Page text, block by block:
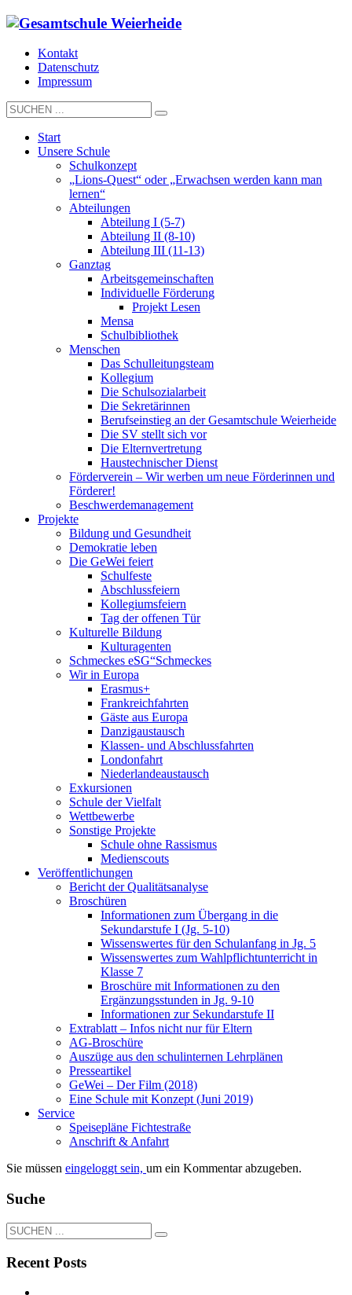
Kontakt
Datenschutz
Impressum
Start
Unsere Schule
Schulkonzept
„Lions-Quest“ oder „Erwachsen werden kann man
lernen“
Abteilungen
Abteilung I (5-7)
Abteilung II (8-10)
Abteilung III (11-13)
Ganztag
Arbeitsgemeinschaften
Individuelle Förderung
Projekt Lesen
Mensa
Schulbibliothek
Menschen
Das Schulleitungsteam
Kollegium
Die Schulsozialarbeit
Die Sekretärinnen
Berufseinstieg an der Gesamtschule Weierheide
Die SV stellt sich vor
Die Elternvertretung
Haustechnischer Dienst
Förderverein – Wir werben um neue Förderinnen und
Förderer!
Beschwerdemanagement
Projekte
Bildung und Gesundheit
Demokratie leben
Die GeWei feiert
Schulfeste
Abschlussfeiern
Kollegiumsfeiern
Tag der offenen Tür
Kulturelle Bildung
Kulturagenten
Schmeckes eSG“Schmeckes
Wir in Europa
Erasmus+
Frankreichfahrten
Gäste aus Europa
Danzigaustausch
Klassen- und Abschlussfahrten
Londonfahrt
Niederlandeaustausch
Exkursionen
Schule der Vielfalt
Wettbewerbe
Sonstige Projekte
Schule ohne Rassismus
Medienscouts
Veröffentlichungen
Bericht der Qualitätsanalyse
Broschüren
Informationen zum Übergang in die
Sekundarstufe I (Jg. 5-10)
Wissenswertes für den Schulanfang in Jg. 5
Wissenswertes zum Wahlpflichtunterricht in
Klasse 7
Broschüre mit Informationen zu den
Ergänzungsstunden in Jg. 9-10
Informationen zur Sekundarstufe II
Extrablatt – Infos nicht nur für Eltern
AG-Broschüre
Auszüge aus den schulinternen Lehrplänen
Presseartikel
GeWei – Der Film (2018)
Eine Schule mit Konzept (Juni 2019)
Service
Speisepläne Fichtestraße
Anschrift & Anfahrt
Sie müssen eingeloggt sein, um ein Kommentar abzugeben.
Suche
Recent Posts